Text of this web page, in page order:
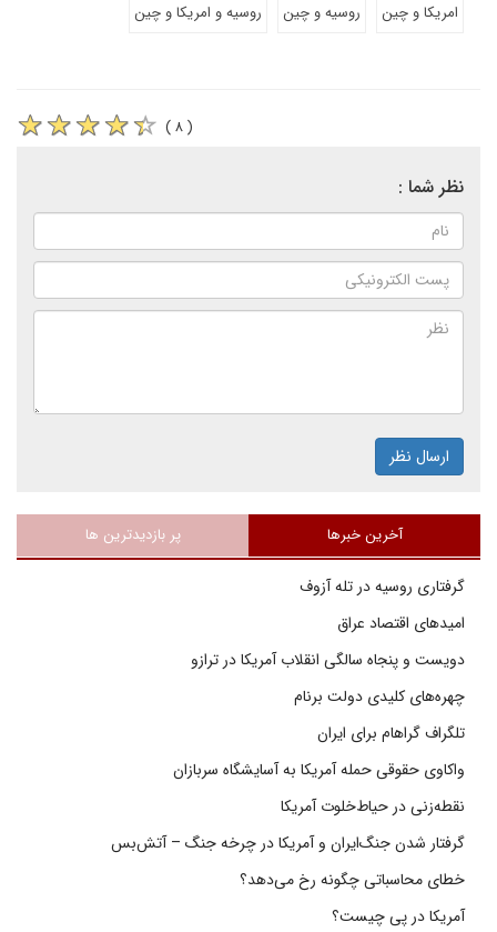
امریکا و چین
روسیه و چین روسیه و امریکا و چین
( ۸ )
نظر شما :
ارسال نظر
آخرین خبرها پر بازدیدترین ها
گرفتاری روسیه در تله آزوف
امیدهای اقتصاد عراق
دویست و پنجاه سالگی انقلاب آمریکا در ترازو
چهره‌های کلیدی دولت برنام
تلگراف گراهام برای ایران
واکاوی حقوقی حمله آمریکا به آسایشگاه سربازان
نقطه‌زنی در حیاط‌خلوت آمریکا
گرفتار شدن جنگ‌ایران و آمریکا در چرخه جنگ – آتش‌بس
خطای محاسباتی چگونه رخ می‌دهد؟
آمریکا در پی چیست؟